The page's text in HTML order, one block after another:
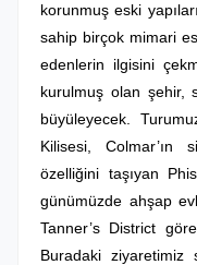
korunmuş eski
sahip birçok mimari
edenlerin ilgisini
kurulmuş olan şehir,
büyüleyecek.
Kilisesi, Colmar’ın
özelliğini taşıyan
günümüzde ahşap
Tanner’s District
Buradaki